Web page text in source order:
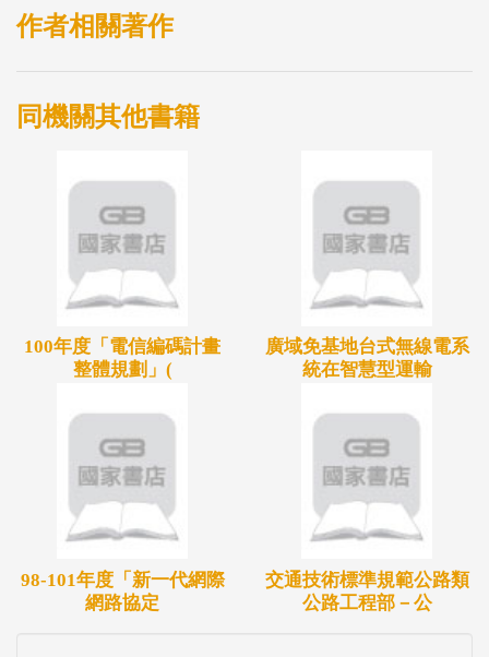
型態智慧共享機
計畫主要成果包含1. 於實驗場域完成易肇事地點分
善方案、2. 完成20 處智慧路口建置、400 部新型態智
慧共享機車設
置、300 部資料蒐集之機車車上裝置設置、3.完成實
驗場域安全改善成
行為分析與評鑑，
來進行交通安全改
善措施之參考。
作者相關著作
同機關其他書籍
100年度「電信編碼計畫
整體規劃」(
廣域免基地台式無線電系
統在智慧型運輸
98-101年度「新一代網際
網路協定
交通技術標準規範公路類
公路工程部－公